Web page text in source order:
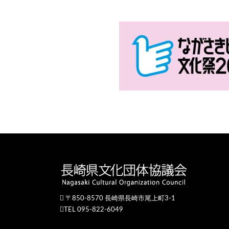
〒850-8570 長崎県長崎市尾上町3-1
TEL 095-822-6049